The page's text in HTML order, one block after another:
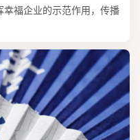
幸福企业的示范作用，传播